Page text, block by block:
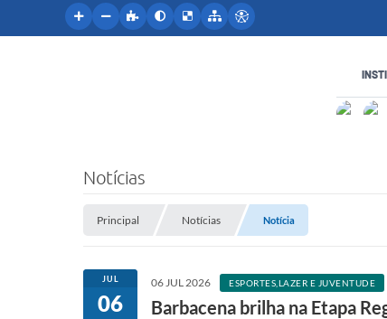
Notícias
Principal Notícias Notícia
JUL
06
06 JUL 2026 ESPORTES,LAZER E JUVENTUDE
Barbacena brilha na Etapa